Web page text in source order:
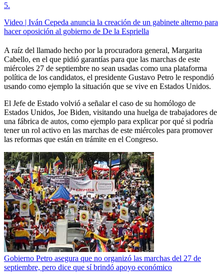
5.
Video | Iván Cepeda anuncia la creación de un gabinete alterno para
hacer oposición al gobierno de De la Espriella
A raíz del llamado hecho por la procuradora general, Margarita
Cabello, en el que pidió garantías para que las marchas de este
miércoles 27 de septiembre no sean usadas como una plataforma
política de los candidatos, el presidente Gustavo Petro le respondió
usando como ejemplo la situación que se vive en Estados Unidos.
El Jefe de Estado volvió a señalar el caso de su homólogo de
Estados Unidos, Joe Biden, visitando una huelga de trabajadores de
una fábrica de autos, como ejemplo para explicar por qué si podría
tener un rol activo en las marchas de este miércoles para promover
las reformas que están en trámite en el Congreso.
Gobierno Petro asegura que no organizó las marchas del 27 de
septiembre, pero dice que sí brindó apoyo económico